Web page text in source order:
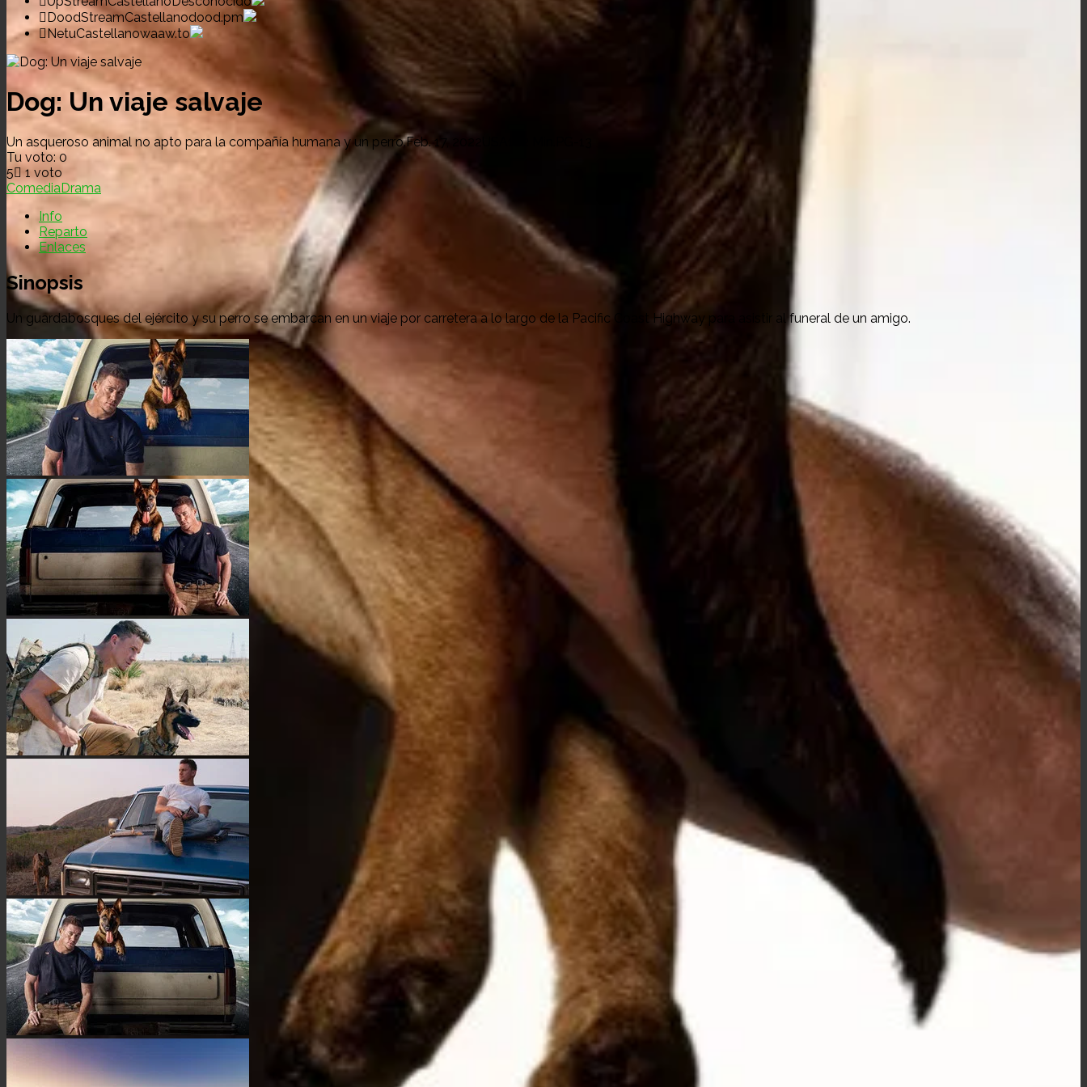
DoodStreamCastellanodood.pm
NetuCastellanowaaw.to
Dog: Un viaje salvaje
Un asqueroso animal no apto para la compañía humana y un perro.Feb. 17, 2022
Tu voto: 0
5
1 voto
ComediaDrama
Info
Reparto
Enlaces
Sinopsis
Un guardabosques del ejército y su perro se embarcan en un viaje por carretera a lo largo de la Pacific Coast Highway para asistir al funeral de un amigo.